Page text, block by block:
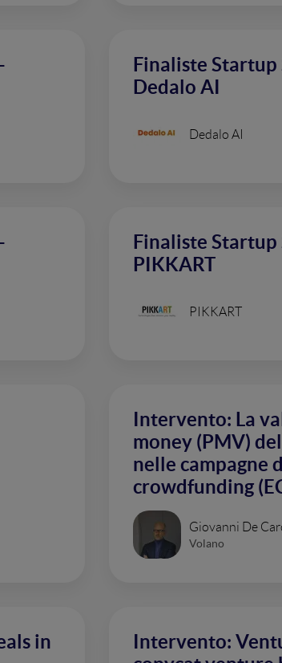
Finaliste Startup
Dedalo AI
Dedalo AI
Finaliste Startup
PIKKART
PIKKART
Intervento: La
money (PMV)
nelle campagne
crowdfunding
Giovanni De
Volano
in
Intervento: